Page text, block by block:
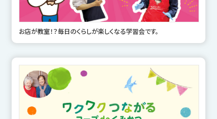
お店が教室！？毎日のくらしが楽しくなる学習会です。